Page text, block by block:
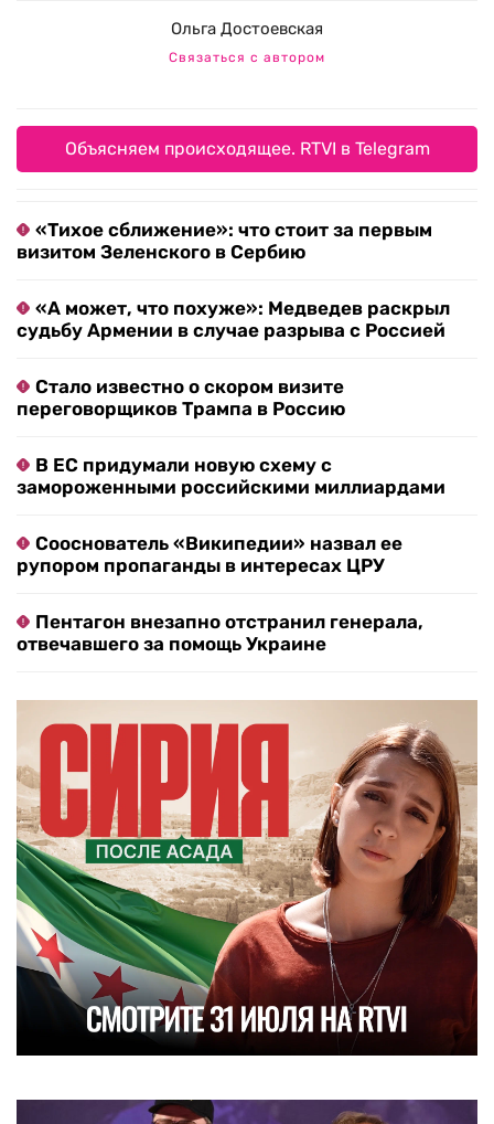
Ольга Достоевская
Связаться с автором
Объясняем происходящее. RTVI в Telegram
«Тихое сближение»: что стоит за первым
визитом Зеленского в Сербию
«А может, что похуже»: Медведев раскрыл
судьбу Армении в случае разрыва с Россией
Стало известно о скором визите
переговорщиков Трампа в Россию
В ЕС придумали новую схему с
замороженными российскими миллиардами
Сооснователь «Википедии» назвал ее
рупором пропаганды в интересах ЦРУ
Пентагон внезапно отстранил генерала,
отвечавшего за помощь Украине